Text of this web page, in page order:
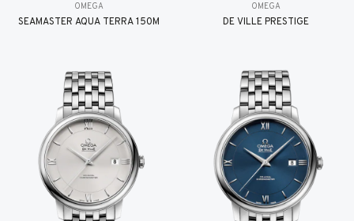
OMEGA
SEAMASTER AQUA TERRA 150M
OMEGA
DE VILLE PRESTIGE